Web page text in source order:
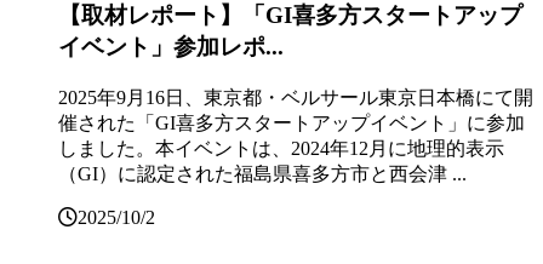
【取材レポート】「GI喜多方スタートアップ
イベント」参加レポ...
2025年9月16日、東京都・ベルサール東京日本橋にて開
催された「GI喜多方スタートアップイベント」に参加
しました。本イベントは、2024年12月に地理的表示
（GI）に認定された福島県喜多方市と西会津 ...
2025/10/2